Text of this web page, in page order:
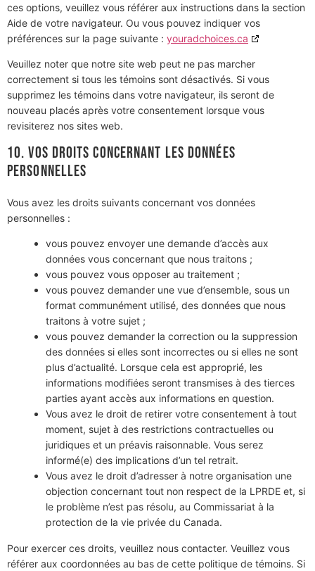
ces options, veuillez vous référer aux instructions dans la section
Aide de votre navigateur. Ou vous pouvez indiquer vos
préférences sur la page suivante : youradchoices.ca
Veuillez noter que notre site web peut ne pas marcher
correctement si tous les témoins sont désactivés. Si vous
supprimez les témoins dans votre navigateur, ils seront de
nouveau placés après votre consentement lorsque vous
revisiterez nos sites web.
10. Vos droits concernant les données
personnelles
Vous avez les droits suivants concernant vos données
personnelles :
vous pouvez envoyer une demande d’accès aux
données vous concernant que nous traitons ;
vous pouvez vous opposer au traitement ;
vous pouvez demander une vue d’ensemble, sous un
format communément utilisé, des données que nous
traitons à votre sujet ;
vous pouvez demander la correction ou la suppression
des données si elles sont incorrectes ou si elles ne sont
plus d’actualité. Lorsque cela est approprié, les
informations modifiées seront transmises à des tierces
parties ayant accès aux informations en question.
Vous avez le droit de retirer votre consentement à tout
moment, sujet à des restrictions contractuelles ou
juridiques et un préavis raisonnable. Vous serez
informé(e) des implications d’un tel retrait.
Vous avez le droit d’adresser à notre organisation une
objection concernant tout non respect de la LPRDE et, si
le problème n’est pas résolu, au Commissariat à la
protection de la vie privée du Canada.
Pour exercer ces droits, veuillez nous contacter. Veuillez vous
référer aux coordonnées au bas de cette politique de témoins. Si